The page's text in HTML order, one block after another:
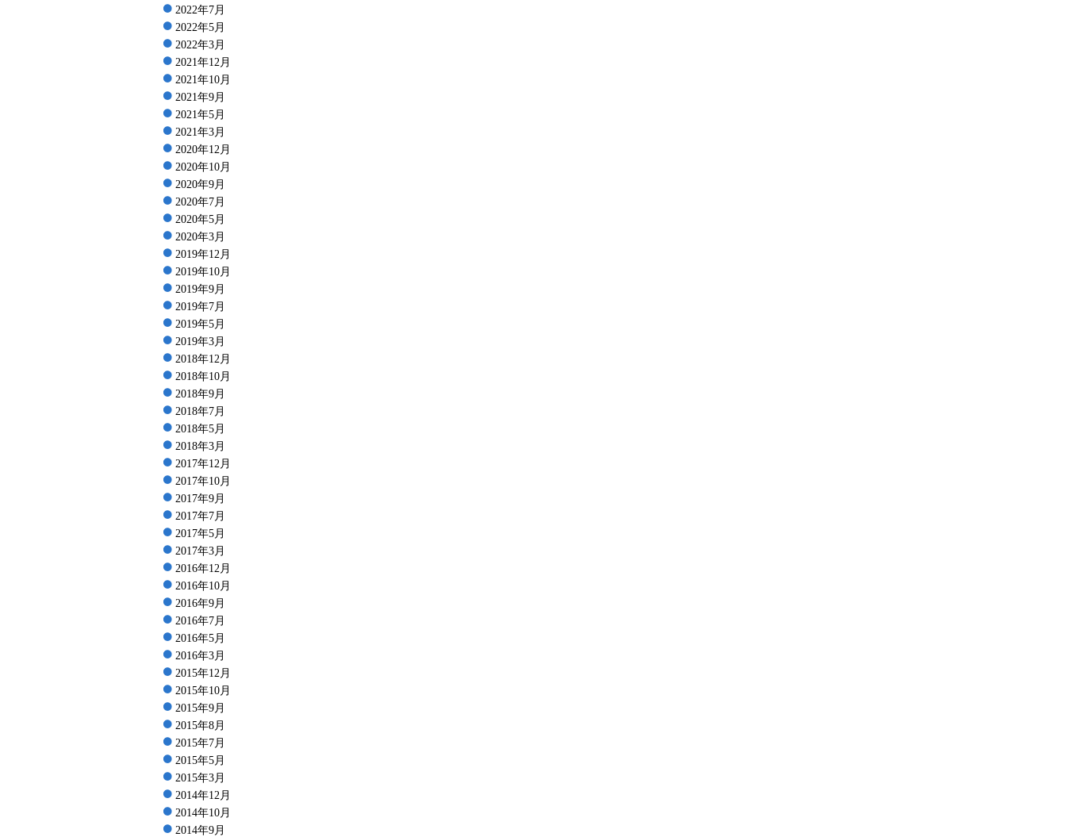
2022年7月
2022年5月
2022年3月
2021年12月
2021年10月
2021年9月
2021年5月
2021年3月
2020年12月
2020年10月
2020年9月
2020年7月
2020年5月
2020年3月
2019年12月
2019年10月
2019年9月
2019年7月
2019年5月
2019年3月
2018年12月
2018年10月
2018年9月
2018年7月
2018年5月
2018年3月
2017年12月
2017年10月
2017年9月
2017年7月
2017年5月
2017年3月
2016年12月
2016年10月
2016年9月
2016年7月
2016年5月
2016年3月
2015年12月
2015年10月
2015年9月
2015年8月
2015年7月
2015年5月
2015年3月
2014年12月
2014年10月
2014年9月